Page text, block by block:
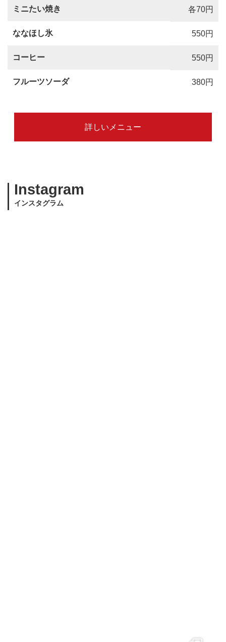
ミニたい焼き 各70円
ななほし氷 550円
コーヒー 550円
フルーツソーダ 380円
詳しいメニュー
Instagram
インスタグラム